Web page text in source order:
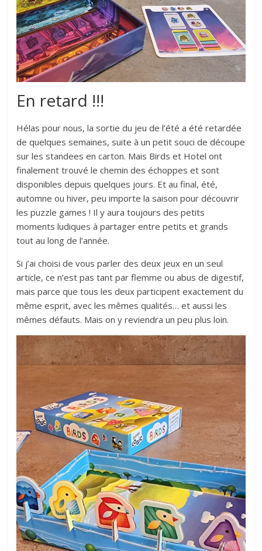
En retard !!!
Hélas pour nous, la sortie du jeu de l’été a été retardée
de quelques semaines, suite à un petit souci de découpe
sur les standees en carton. Mais Birds et Hotel ont
finalement trouvé le chemin des échoppes et sont
disponibles depuis quelques jours. Et au final, été,
automne ou hiver, peu importe la saison pour découvrir
les puzzle games ! Il y aura toujours des petits
moments ludiques à partager entre petits et grands
tout au long de l’année.
Si j’ai choisi de vous parler des deux jeux en un seul
article, ce n’est pas tant par flemme ou abus de digestif,
mais parce que tous les deux participent exactement du
même esprit, avec les mêmes qualités… et aussi les
mêmes défauts. Mais on y reviendra un peu plus loin.